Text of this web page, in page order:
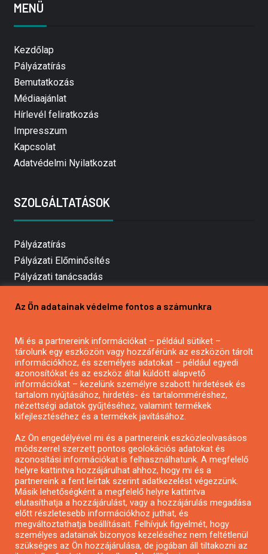
MENÜ
Kezdőlap
Pályázatírás
Bemutatkozás
Médiaajánlat
Hírlevél feliratkozás
Impresszum
Kapcsolat
Adatvédelmi Nyilatkozat
SZOLGÁLTATÁSOK
Pályázatírás
Pályázati Előminősítés
Pályázati tanácsadás
Mezőgazdasági pályázatírás
Pályázatírás civil szervezeteknek
Pályázatírás önkormányzatoknak
Pályázatfigyelés
Specifikus pályázatfigyelés vagy hírlevél
Pályázatok magánszemélyeknek
Pályázatok civil szervezeteknek
Pályázatok vállalkozásoknak
Önkormányzati pályázatok
Mezőgazdasági pályázatok
Az Ön adatainak védelme fontos a számunkra
Mi és a partnereink információkat – például sütiket –
tárolunk egy eszközön vagy hozzáférünk az eszközön tárolt
információkhoz, és személyes adatokat – például egyedi
azonosítókat és az eszköz által küldött alapvető
információkat – kezelünk személyre szabott hirdetések és
tartalom nyújtásához, hirdetés- és tartalomméréshez,
nézettségi adatok gyűjtéséhez, valamint termékek
kifejlesztéséhez és a termékek javításához.
Az Ön engedélyével mi és a partnereink eszközleolvasásos
módszerrel szerzett pontos geolokációs adatokat és
azonosítási információkat is felhasználhatunk. A megfelelő
helyre kattintva hozzájárulhat ahhoz, hogy mi és a
partnereink a fent leírtak szerint adatkezelést végezzünk.
Másik lehetőségként a megfelelő helyre kattintva
elutasíthatja a hozzájárulást, vagy a hozzájárulás megadása
előtt részletesebb információkhoz juthat, és
megváltoztathatja beállításait. Felhívjuk figyelmét, hogy
személyes adatainak bizonyos kezeléséhez nem feltétlenül
szükséges az Ön hozzájárulása, de jogában áll tiltakozni az